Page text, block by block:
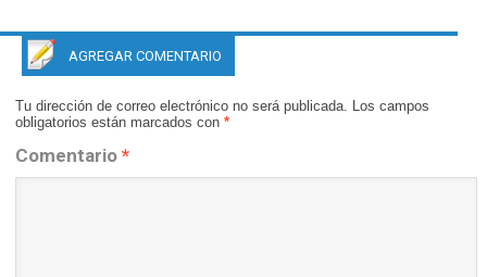
AGREGAR COMENTARIO
Tu dirección de correo electrónico no será publicada.
Los campos
obligatorios están marcados con *
Comentario *